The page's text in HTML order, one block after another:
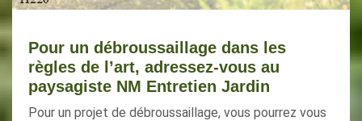
Pour un débroussaillage dans les
règles de l’art, adressez-vous au
paysagiste NM Entretien Jardin
Pour un projet de débroussaillage, vous pourrez vous